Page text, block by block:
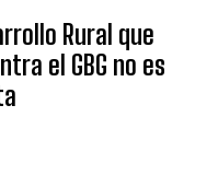
Rural que
el GBG no es